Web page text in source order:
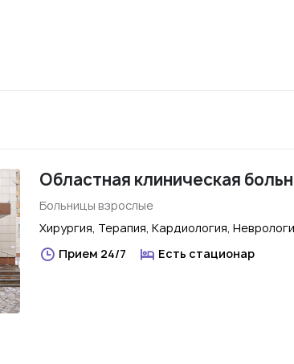
Областная клиническая
Больницы взрослые
Хирургия, Терапия, Кардиология,
Прием 24/7
Есть стационар